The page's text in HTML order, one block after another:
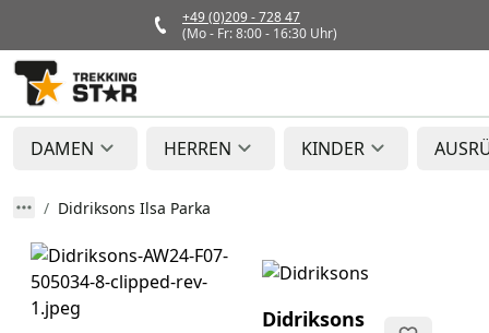
+49 (0)209 - 728 47
(Mo - Fr: 8:00 - 16:30 Uhr)
DAMEN HERREN KINDER
Didriksons Ilsa Parka
Didriksons